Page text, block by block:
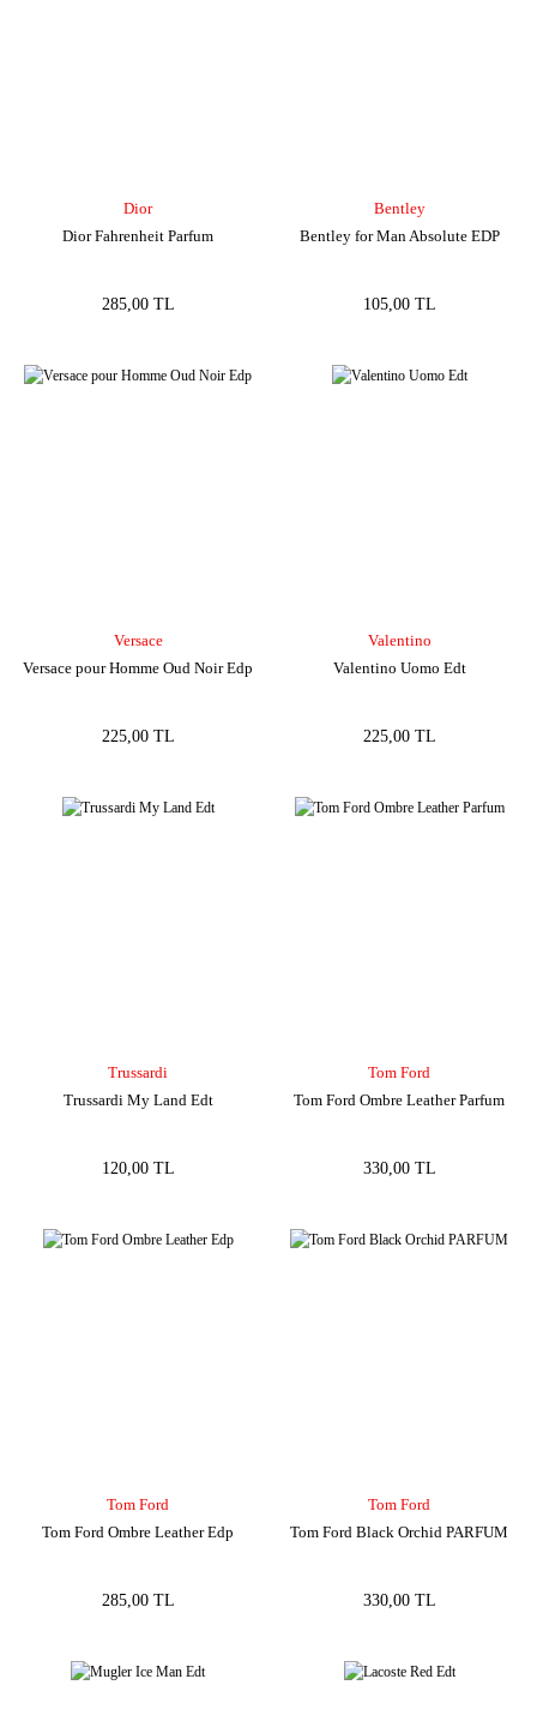
Dior
Dior Fahrenheit Parfum
285,00 TL
Bentley
Bentley for Man Absolute EDP
105,00 TL
Versace
Versace pour Homme Oud Noir Edp
225,00 TL
Valentino
Valentino Uomo Edt
225,00 TL
Trussardi
Trussardi My Land Edt
120,00 TL
Tom Ford
Tom Ford Ombre Leather Parfum
330,00 TL
Tom Ford
Tom Ford Ombre Leather Edp
285,00 TL
Tom Ford
Tom Ford Black Orchid PARFUM
330,00 TL